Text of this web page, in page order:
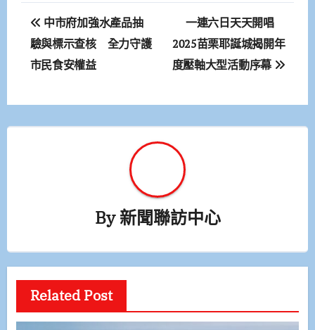
文
章
導
覽
中市府加強水產品抽
驗與標示查核 全力守護
市民食安權益
一連六日天天開唱
2025苗栗耶誕城揭開年
度壓軸大型活動序幕
By新聞聯訪中心
Related Post